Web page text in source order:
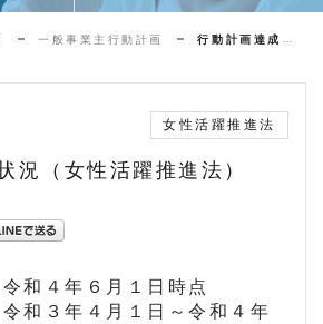
⼀般事業主⾏動計画 行動計画達成状況（女性活躍推進法）
女性活躍推進法
況（女性活躍推進法）
和４年６月１日時点
和３年４月１日～令和４年